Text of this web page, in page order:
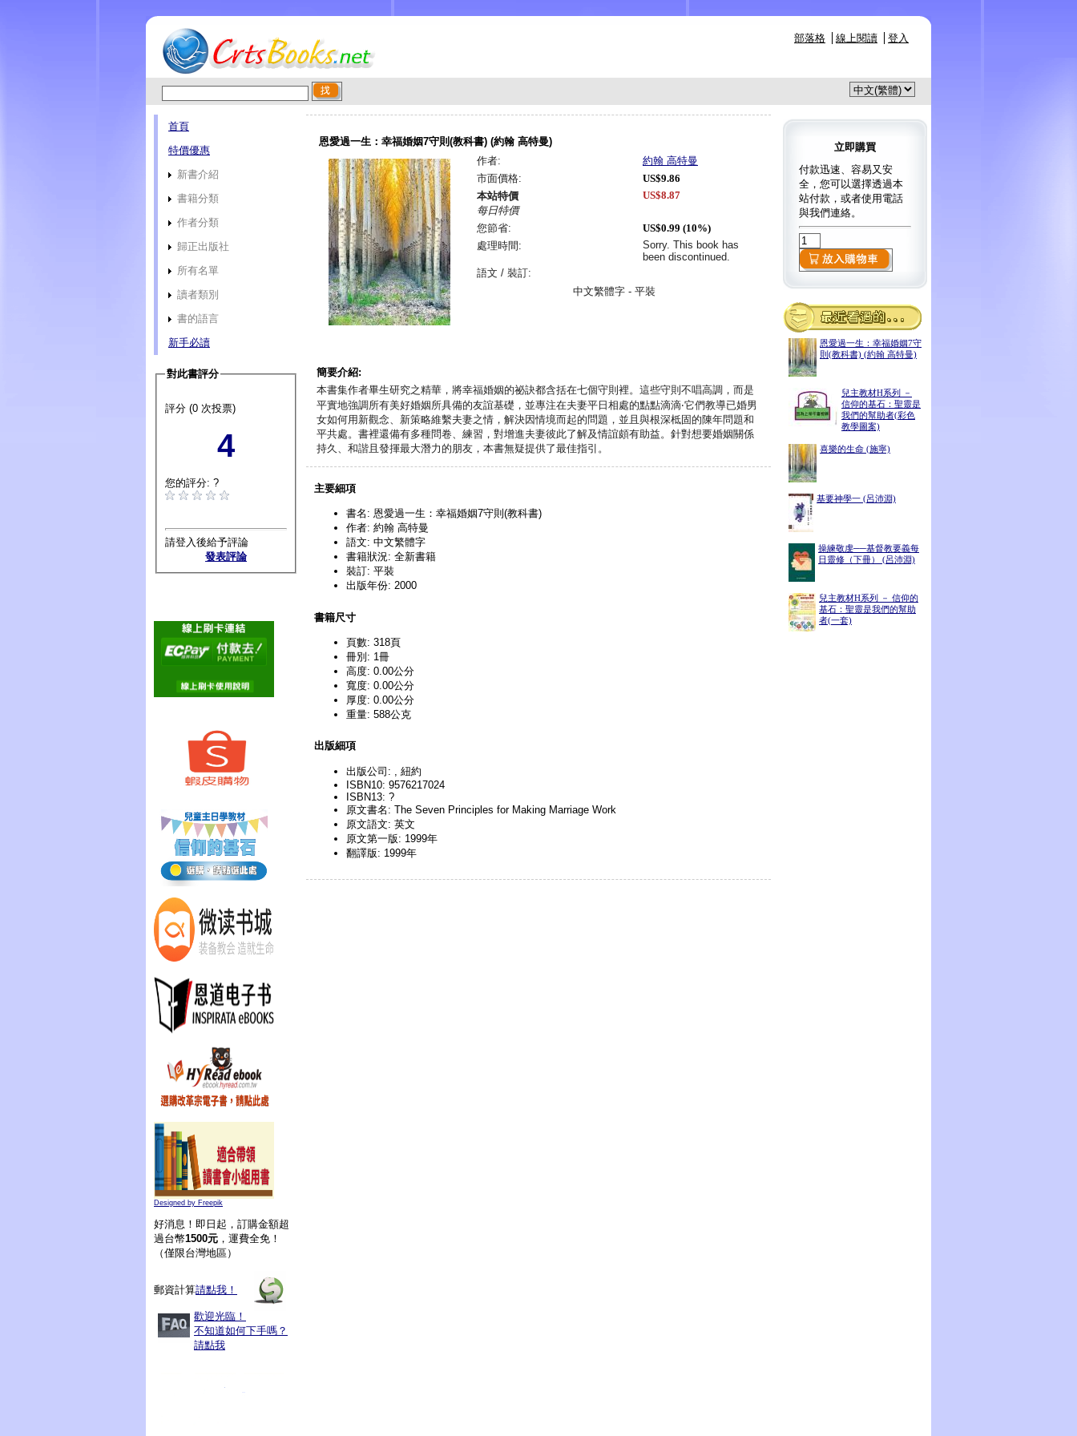
部落格 線上閱讀 登入
首頁
特價優惠
新書介紹
書籍分類
作者分類
歸正出版社
所有名單
讀者類別
書的語言
新手必讀
對此書評分
評分 (0 次投票)
4
您的評分: ?
請登入後給予評論
發表評論
Designed by Freepik
好消息！即日起，訂購金額超
過台幣1500元 ，運費全免！
（僅限台灣地區）
郵資計算請點我！
歡迎光臨！
不知道如何下手嗎？
請點我
立即購買
付款迅速、容易又安
全，您可以選擇透過本
站付款，或者使用電話
與我們連絡。
恩愛過一生：幸福婚姻7守
則(教科書) (約翰 高特曼)
兒主教材H系列 －
信仰的基石：聖靈是
我們的幫助者(彩色
教學圖案)
喜樂的生命 (施寧)
基要神學一 (呂沛淵)
操練敬虔──基督教要義每
日靈修（下冊） (呂沛淵)
兒主教材H系列 － 信仰的
基石：聖靈是我們的幫助
者(一套)
恩愛過一生：幸福婚姻7守則(教科書) (約翰 高特曼)
作者:
約翰 高特曼
市面價格:
US$9.86
本站特價
每日特價
US$8.87
您節省:
US$0.99 (10%)
處理時間:
Sorry. This book has
been discontinued.
語文 / 裝訂:
中文繁體字 - 平裝
簡要介紹:
本書集作者畢生研究之精華，將幸福婚姻的祕訣都含括在七個守則裡。這些守則不唱高調，而是
平實地強調所有美好婚姻所具備的友誼基礎，並專注在夫妻平日相處的點點滴滴‧它們教導已婚男
女如何用新觀念、新策略維繫夫妻之情，解決因情境而起的問題，並且與根深柢固的陳年問題和
平共處。書裡還備有多種問卷、練習，對增進夫妻彼此了解及情誼頗有助益。針對想要婚姻關係
持久、和諧且發揮最大潛力的朋友，本書無疑提供了最佳指引。
主要細項
書名: 恩愛過一生：幸福婚姻7守則(教科書)
作者: 約翰 高特曼
語文: 中文繁體字
書籍狀況: 全新書籍
裝訂: 平裝
出版年份: 2000
書籍尺寸
頁數: 318頁
冊別: 1冊
高度: 0.00公分
寬度: 0.00公分
厚度: 0.00公分
重量: 588公克
出版細項
出版公司: , 紐約
ISBN10: 9576217024
ISBN13: ?
原文書名: The Seven Principles for Making Marriage Work
原文語文: 英文
原文第一版: 1999年
翻譯版: 1999年